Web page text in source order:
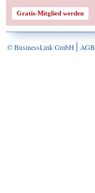
© BusinessLink GmbH AGB